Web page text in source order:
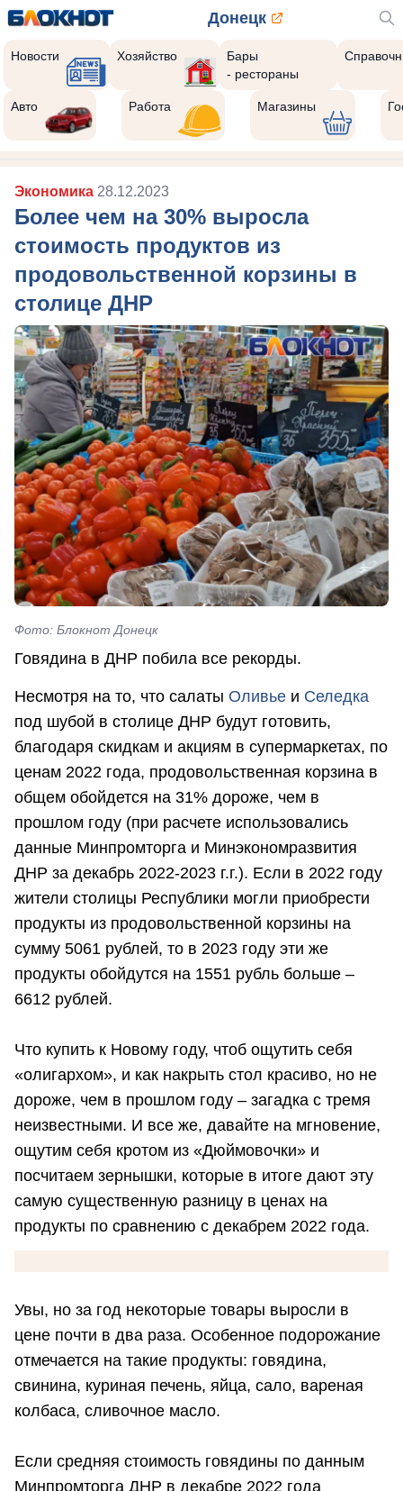
Донецк
Новости Хозяйство
Бары
- рестораны
Авто Работа Магазины
Экономика 28.12.2023
Более чем на 30% выросла
стоимость продуктов из
продовольственной корзины в
столице ДНР
Фото: Блокнот Донецк
Говядина в ДНР побила все рекорды.
Несмотря на то, что салаты Оливье и Селедка
под шубой в столице ДНР будут готовить,
благодаря скидкам и акциям в супермаркетах, по
ценам 2022 года, продовольственная корзина в
общем обойдется на 31% дороже, чем в
прошлом году (при расчете использовались
данные Минпромторга и Минэкономразвития
ДНР за декабрь 2022-2023 г.г.). Если в 2022 году
жители столицы Республики могли приобрести
продукты из продовольственной корзины на
сумму 5061 рублей, то в 2023 году эти же
продукты обойдутся на 1551 рубль больше –
6612 рублей.
Что купить к Новому году, чтоб ощутить себя
«олигархом», и как накрыть стол красиво, но не
дороже, чем в прошлом году – загадка с тремя
неизвестными. И все же, давайте на мгновение,
ощутим себя кротом из «Дюймовочки» и
посчитаем зернышки, которые в итоге дают эту
самую существенную разницу в ценах на
продукты по сравнению с декабрем 2022 года.
Увы, но за год некоторые товары выросли в
цене почти в два раза. Особенное подорожание
отмечается на такие продукты: говядина,
свинина, куриная печень, яйца, сало, вареная
колбаса, сливочное масло.
Если средняя стоимость говядины по данным
Минпромторга ДНР в декабре 2022 года